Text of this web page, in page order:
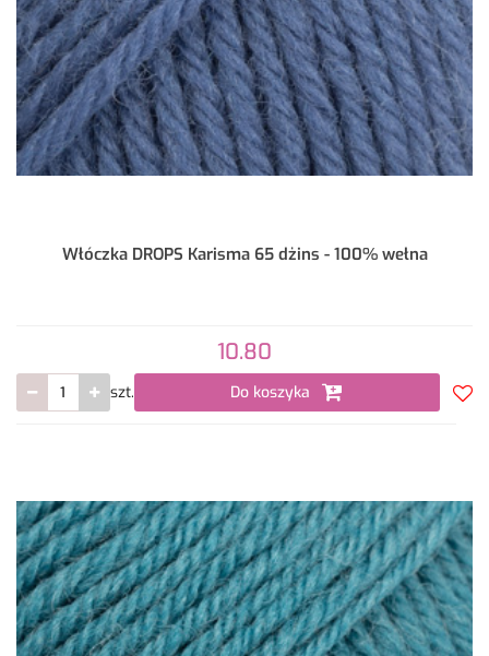
Włóczka DROPS Karisma 65 dżins - 100% wełna
10.80
szt. Do koszyka